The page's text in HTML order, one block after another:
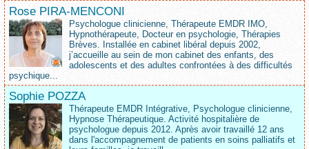
Rose PIRA-MENCONI
Psychologue clinicienne, Thérapeute EMDR IMO,
Hypnothérapeute, Docteur en psychologie, Thérapies
Brèves. Installée en cabinet libéral depuis 2002,
j’accueille au sein de mon cabinet des enfants, des
adolescents et des adultes confrontées à des difficultés
psychique...
Sophie POZZA
Thérapeute EMDR Intégrative, Psychologue clinicienne,
Hypnose Thérapeutique. Activité hospitalière de
psychologue depuis 2012. Après avoir travaillé 12 ans
dans l'accompagnement de patients en soins palliatifs et